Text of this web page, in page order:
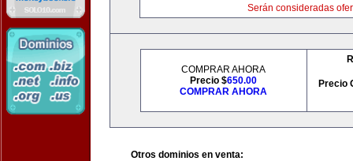
Serán consideradas
COMPRAR AHORA
Precio $650.00
COMPRAR AHORA
Precio
Otros dominios en venta: